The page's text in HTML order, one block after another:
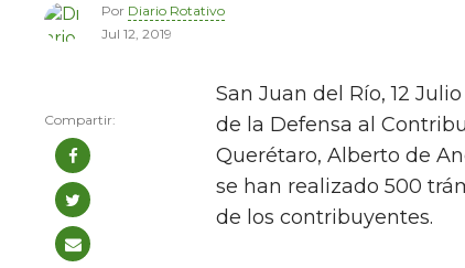
Por Diario Rotativo
Jul 12, 2019
San Juan del Río, 12
de la Defensa al
Querétaro, Alberto de
se han realizado 500
de los contribuyentes.